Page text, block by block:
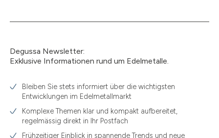
Degussa Newsletter:
Exklusive Informationen rund um Edelmetalle.
Bleiben Sie stets informiert über die wichtigsten
Entwicklungen im Edelmetallmarkt
Komplexe Themen klar und kompakt aufbereitet,
regelmässig direkt in Ihr Postfach
Frühzeitiger Einblick in spannende Trends und neue